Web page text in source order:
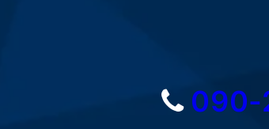
090-